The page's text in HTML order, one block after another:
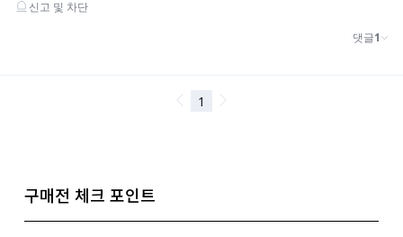
구매전 체크 포인트